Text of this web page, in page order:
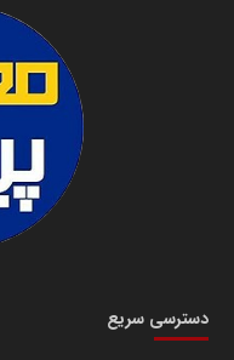
دسترسی سریع